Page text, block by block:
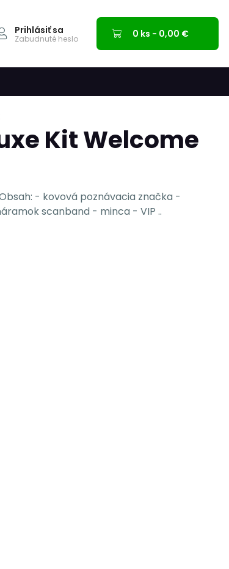
Prihlásiť sa
Zabudnuté heslo 0 ks - 0,00 €
Kit Welcome
- kovová poznávacia značka -
scanband - minca - VIP ..